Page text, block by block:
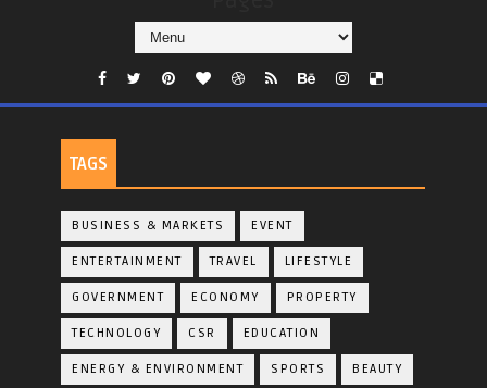
TAGS
BUSINESS & MARKETS EVENT
ENTERTAINMENT TRAVEL LIFESTYLE
GOVERNMENT ECONOMY PROPERTY
TECHNOLOGY CSR EDUCATION
ENERGY & ENVIRONMENT SPORTS BEAUTY